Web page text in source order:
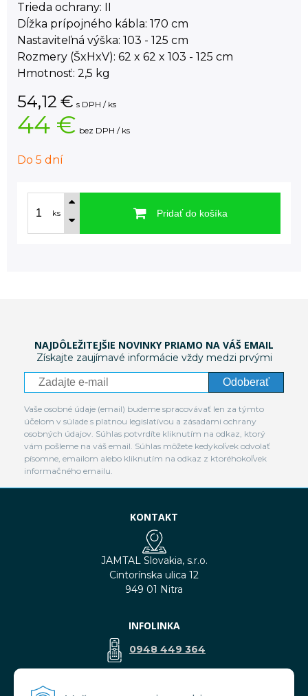
Trieda ochrany: II
Dĺžka prípojného kábla: 170 cm
Nastaviteľná výška: 103 - 125 cm
Rozmery (ŠxHxV): 62 x 62 x 103 - 125 cm
Hmotnosť: 2,5 kg
54,12 € s DPH / ks
44 € bez DPH / ks
Do 5 dní
ks Pridať do košíka
NAJDÔLEŽITEJŠIE NOVINKY PRIAMO NA VÁŠ EMAIL
Získajte zaujímavé informácie vždy medzi prvými
Odoberať
Vaše osobné údaje (email) budeme spracovávať len za týmto
účelom v súlade s platnou legislatívou a zásadami ochrany
osobných údajov. Súhlas potvrdíte kliknutím na odkaz, ktorý
vám pošleme na váš email. Súhlas môžete kedykoľvek odvolať
písomne, emailom alebo kliknutím na odkaz z ktoréhokoľvek
informačného emailu.
KONTAKT
JAMTAL Slovakia, s.r.o.
Cintorínska ulica 12
949 01 Nitra
INFOLINKA
0948 449 364